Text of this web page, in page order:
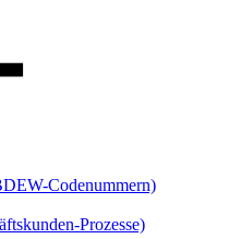
Codenummern)
Prozesse)